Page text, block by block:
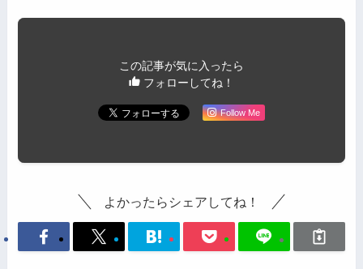
この記事が気に入ったら
フォローしてね！
Follow Me
よかったらシェアしてね！